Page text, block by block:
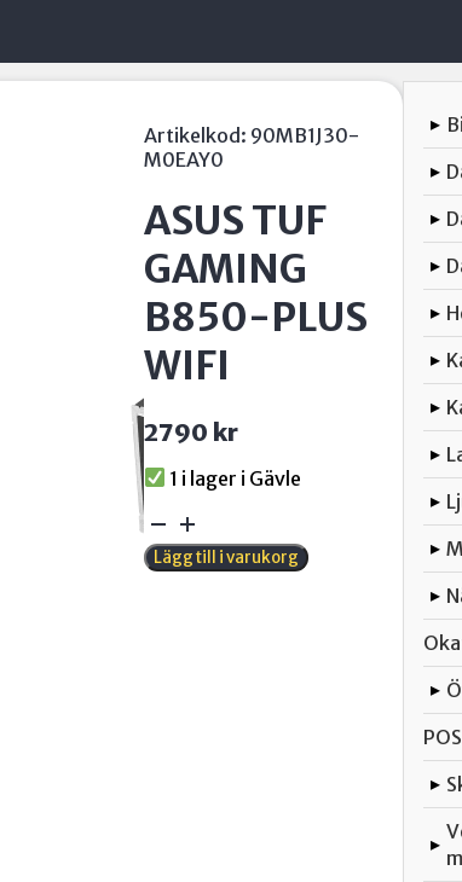
Artikelkod: 90MB1J30-
M0EAY0
ASUS TUF
GAMING
B850-PLUS
WIFI
2790 kr
1 i lager
ASUS
TUF
GAMING
Lägg till i varukorg
▸
▸
▸
▸
▸
▸
▸
▸
▸
▸
▸
▸
▸
▸